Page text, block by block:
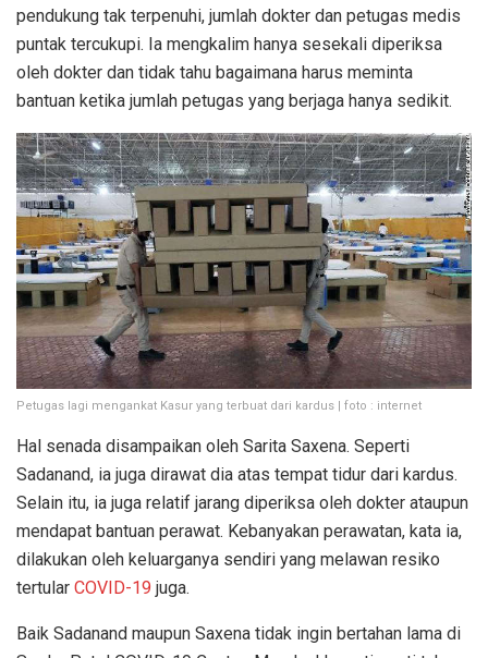
pendukung tak terpenuhi, jumlah dokter dan petugas medis
puntak tercukupi. Ia mengkalim hanya sesekali diperiksa
oleh dokter dan tidak tahu bagaimana harus meminta
bantuan ketika jumlah petugas yang berjaga hanya sedikit.
Petugas lagi mengankat Kasur yang terbuat dari kardus | foto : internet
Hal senada disampaikan oleh Sarita Saxena. Seperti
Sadanand, ia juga dirawat dia atas tempat tidur dari kardus.
Selain itu, ia juga relatif jarang diperiksa oleh dokter ataupun
mendapat bantuan perawat. Kebanyakan perawatan, kata ia,
dilakukan oleh keluarganya sendiri yang melawan resiko
tertular COVID-19 juga.
Baik Sadanand maupun Saxena tidak ingin bertahan lama di